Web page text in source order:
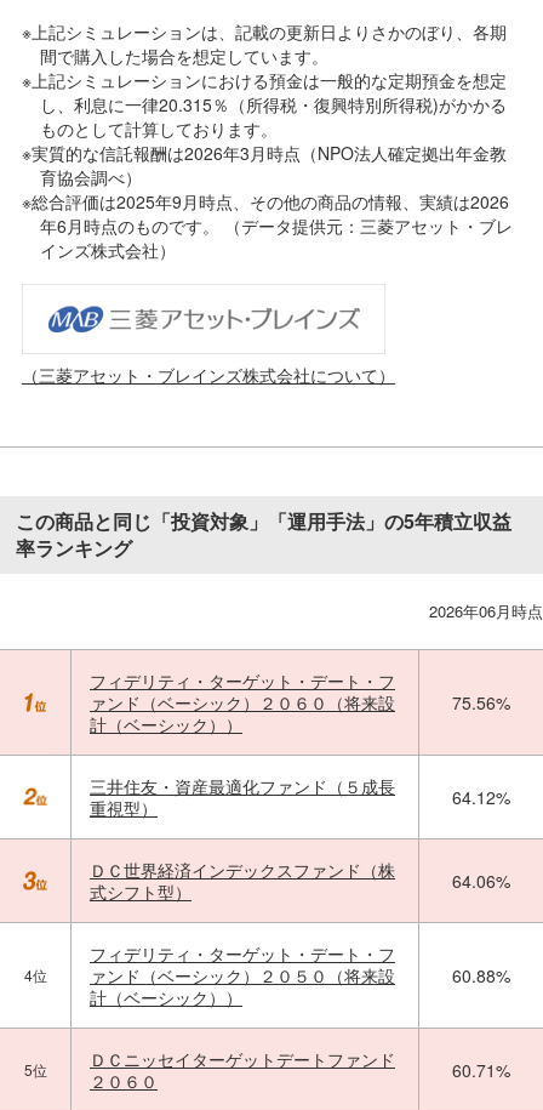
※上記シミュレーションは、記載の更新日よりさかのぼり、各期
間で購入した場合を想定しています。
※上記シミュレーションにおける預金は一般的な定期預金を想定
し、利息に一律20.315％（所得税・復興特別所得税)がかかる
ものとして計算しております。
※実質的な信託報酬は2026年3月時点（NPO法人確定拠出年金教
育協会調べ）
※総合評価は2025年9月時点、その他の商品の情報、実績は2026
年6月時点のものです。 （データ提供元：三菱アセット・ブレ
インズ株式会社）
（三菱アセット・ブレインズ株式会社について）
この商品と同じ「投資対象」「運用手法」の5年積立収益
率ランキング
2026年06月時点
フィデリティ・ターゲット・デート・フ
ァンド（ベーシック）２０６０（将来設
計（ベーシック））
75.56%
三井住友・資産最適化ファンド（５成長
重視型）
64.12%
ＤＣ世界経済インデックスファンド（株
式シフト型）
64.06%
4位
フィデリティ・ターゲット・デート・フ
ァンド（ベーシック）２０５０（将来設
計（ベーシック））
60.88%
5位
ＤＣニッセイターゲットデートファンド
２０６０
60.71%